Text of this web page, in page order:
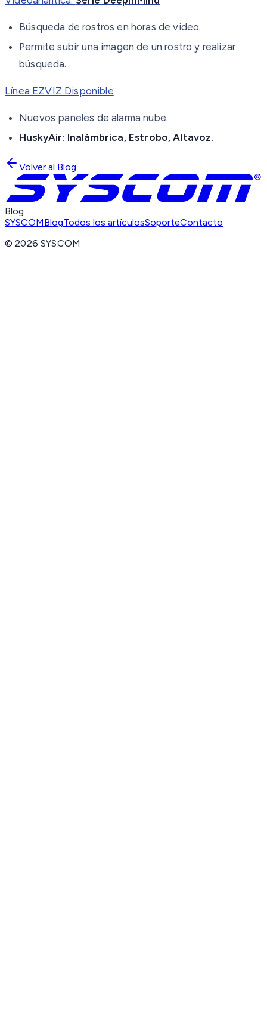
Búsqueda de rostros en horas de video.
Permite subir una imagen de un rostro y realizar
búsqueda.
Línea EZVIZ Disponible
Nuevos paneles de alarma nube.
HuskyAir: Inalámbrica, Estrobo, Altavoz.
Volver al Blog
Blog
SYSCOMBlogTodos los artículosSoporteContacto
©2026 SYSCOM